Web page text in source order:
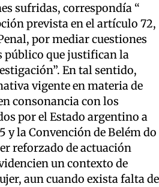
sufridas, correspondía “
prevista en el artículo 72,
por mediar cuestiones
público que justifican la
En tal sentido,
vigente en materia de
consonancia con los
por el Estado argentino a
y la Convención de Belém do
reforzado de actuación
un contexto de
aun cuando exista falta de